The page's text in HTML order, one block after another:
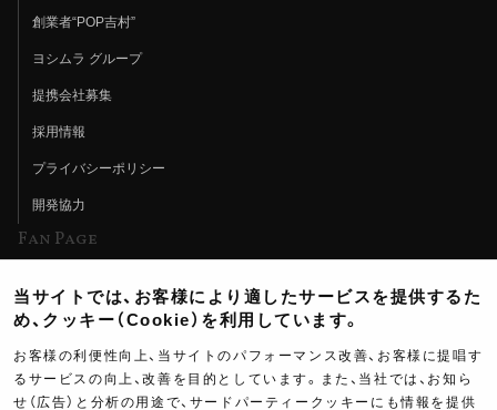
創業者“POP吉村”
ヨシムラ グループ
提携会社募集
採用情報
プライバシーポリシー
開発協力
Fan Page
ヨシムラTV
イベント情報
イベントスケジュール
当サイトでは、お客様により適したサービスを提供するた
め、クッキー（Cookie）を利用しています。
お客様の利便性向上、当サイトのパフォーマンス改善、お客様に提唱す
るサービスの向上、改善を目的としています。また、当社では、お知ら
せ（広告）と分析の用途で、サードパーティークッキーにも情報を提供